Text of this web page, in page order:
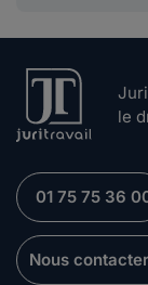
le
01 75 75 36
Nous contacter